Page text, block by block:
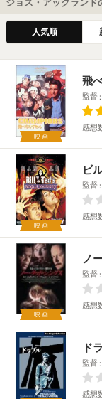
ジョス・アックランド
人気順
映画
飛
監督
感想
映画
ビ
監督
感想
映画
ノ
監督
感想
ド
監督
感想